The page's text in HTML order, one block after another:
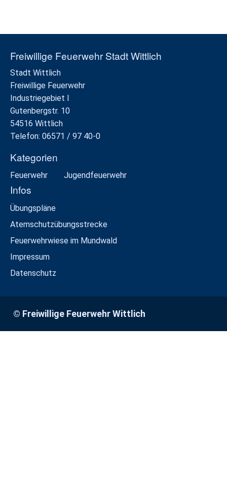
Freiwillige Feuerwehr Stadt Wittlich
Stadt Wittlich
Freiwillige Feuerwehr
Industriegebiet I
Gutenbergstr. 10
54516 Wittlich
Telefon: 06571 / 97 40-0
Kategorien
Feuerwehr Jugendfeuerwehr
Infos
Übungspläne
Atemschutzübungsstrecke
Feuerwehrwiese im Mundwald
Impressum
Datenschutz
© Freiwillige Feuerwehr Wittlich